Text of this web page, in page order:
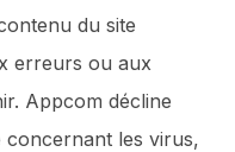
du site
erreurs ou aux
Appcom décline
concernant les virus,